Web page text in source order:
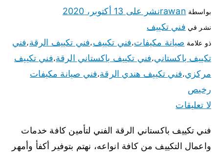
بواسطة rawanنشر على 13 أكتوبر، 2020
نشر في فني تكييف
ذو علامة صيانة مكيفات،فني تكييف،فني تكييف الرقة،فني
تكييف باكستاني،فني تكييف باكستاني الرقة،فني تكييف
مركزي،فني تكييف هندي الرقة،فني صيانة مكيفات
رخيص
لا تعليقات
فني تكييف باكستاني الرقة الفني لتأمين كافة خدمات
واعمال التكييف من كافة انواعه، نهتم بتوفير أكفأ وأمهر